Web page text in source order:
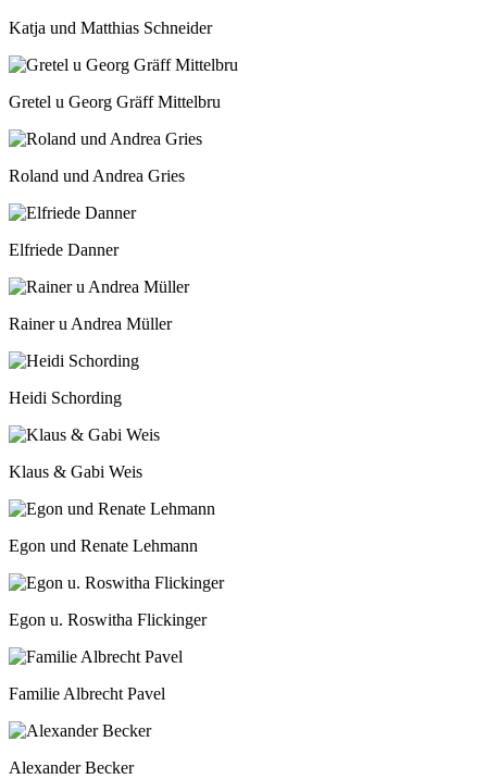
Katja und Matthias Schneider
Gretel u Georg Gräff Mittelbru
Roland und Andrea Gries
Elfriede Danner
Rainer u Andrea Müller
Heidi Schording
Klaus & Gabi Weis
Egon und Renate Lehmann
Egon u. Roswitha Flickinger
Familie Albrecht Pavel
Alexander Becker